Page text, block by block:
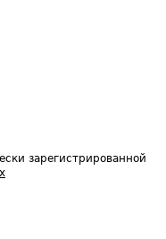
зарегистрированной